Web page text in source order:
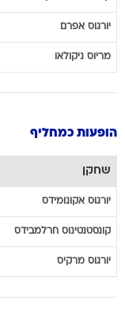
יורגוס אפרם
מריוס ניקולאו
הופעות כמחליף
שחקן
יורגוס אקונומידס
קונסטנטינוס חרלמבידס
יורגוס מרקיס